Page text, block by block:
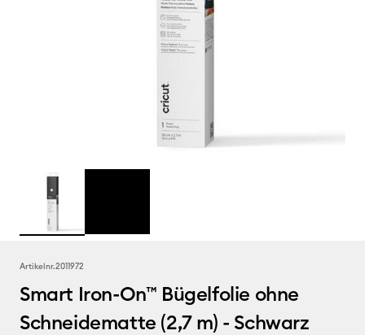
Artikelnr.2011972
Smart Iron-On™ Bügelfolie ohne
Schneidematte (2,7 m) - Schwarz